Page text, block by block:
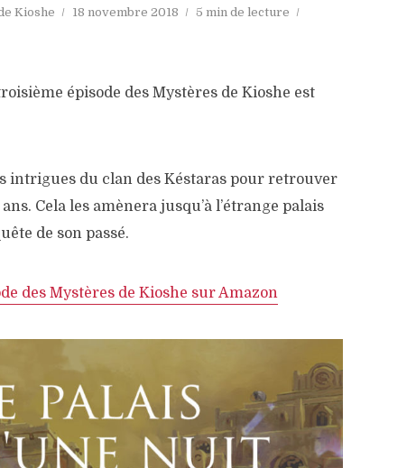
Kioshe 18 novembre 2018
5 min de lecture
épisode des Mystères de Kioshe est
intrigues du clan des Késtaras pour retrouver
Cela les amènera jusqu’à l’étrange palais
de son passé.
des Mystères de Kioshe sur Amazon